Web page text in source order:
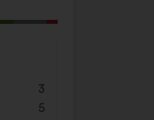
3
5